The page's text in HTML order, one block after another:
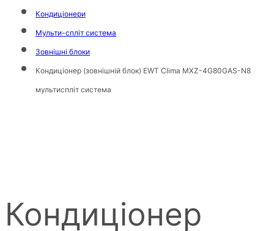
Кондиціонери
Мульти-спліт система
Зовнішні блоки
Кондиціонер (зовнішній блок) EWT Clima MXZ-4G80GAS-N8
мультиспліт система
Кондиціонер